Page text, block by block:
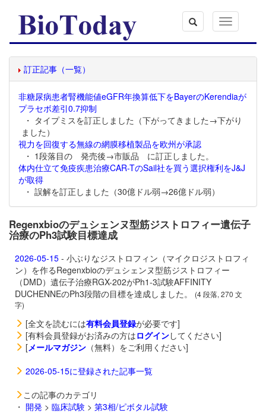
Toggle
navigation
訂正記事（一覧）
非糖尿病患者腎機能値eGFR年換算低下をBayerのKerendiaが
プラセボ差引0.7抑制
・ タイプミスを訂正しました（下がってきました→下がり
ました）
視力を回復する無線の網膜移植製品を欧州が承認
・ 1段落目の 発売後→市販品 に訂正しました。
体内仕立て免疫疾患治療CAR-TのSail社を買う選択権利をJ&J
が取得
・ 誤解を訂正しました（30億ドル弱→26億ドル弱）
Regenxbioのデュシェンヌ型筋ジストロフィー遺伝子
治療のPh3試験目標達成
2026-05-15 - 小ぶりなジストロフィン（マイクロジストロフィ
ン）を作るRegenxbioのデュシェンヌ型筋ジストロフィー
（DMD）遺伝子治療RGX-202がPh1-3試験AFFINITY
DUCHENNEのPh3段階の目標を達成しました。
(4 段落, 270 文
字)
[全文を読むには有料会員登録が必要です]
[有料会員登録がお済みの方はログインしてください]
[メールマガジン （無料）をご利用ください]
2026-05-15に登録された記事一覧
この記事のカテゴリ
・ 開発 > 臨床試験 > 第3相/ピボタル試験